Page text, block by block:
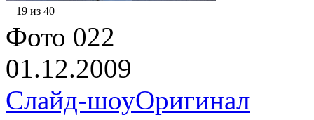
19 из 40
Фото 022
01.12.2009
Слайд-шоуОригинал